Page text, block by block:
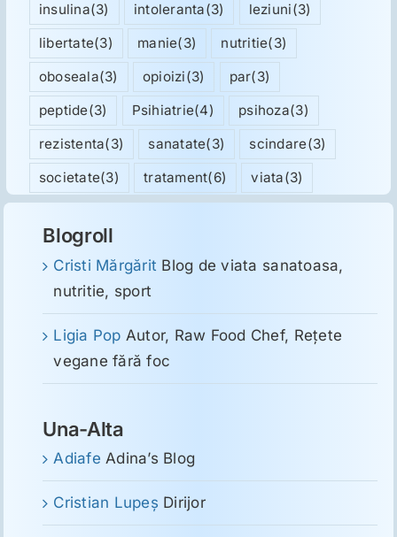
insulina(3) intoleranta(3) leziuni(3)
libertate(3) manie(3) nutritie(3)
oboseala(3) opioizi(3) par(3)
peptide(3) Psihiatrie(4) psihoza(3)
rezistenta(3) sanatate(3) scindare(3)
societate(3) tratament(6) viata(3)
Blogroll
Cristi Mărgărit Blog de viata sanatoasa,
nutritie, sport
Ligia Pop Autor, Raw Food Chef, Reţete
vegane fără foc
Una-Alta
Adiafe Adina’s Blog
Cristian Lupeş Dirijor